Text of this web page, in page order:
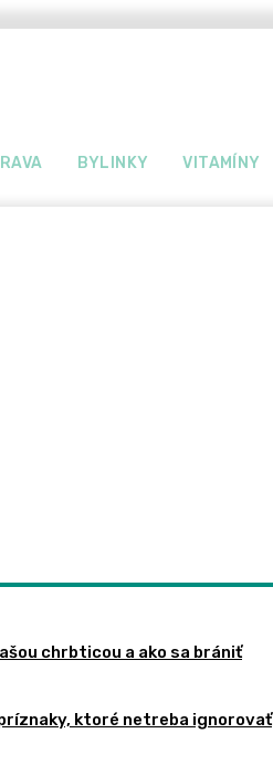
BYLINKY VITAMÍNY
chrbticou a ako sa brániť
ktoré netreba ignorovať